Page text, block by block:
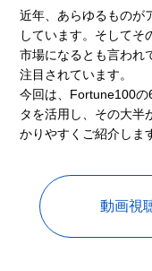
近年、あらゆるものが
しています。そしてそ
市場になるとも言われ
注目されています。
今回は、Fortune100
タを活用し、その大半
かりやすくご紹介しま
動画視